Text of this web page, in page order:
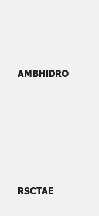
AMBHIDRO
RSCTAE